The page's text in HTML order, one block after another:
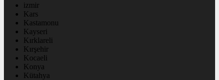
izmir
Kars
Kastamonu
Kayseri
Kırklareli
Kırşehir
Kocaeli
Konya
Kütahya